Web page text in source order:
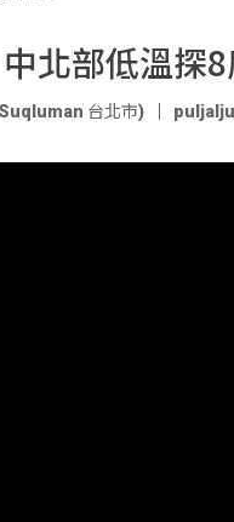
北部低溫探
台北市)